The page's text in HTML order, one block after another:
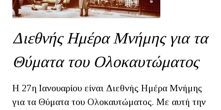
Διεθνής Ημέρα Μνήμης για τα
Θύματα του Ολοκαυτώματος
Η 27η Ιανουαρίου είναι Διεθνής Ημέρα Μνήμης
για τα Θύματα του Ολοκαυτώματος. Με αυτή την